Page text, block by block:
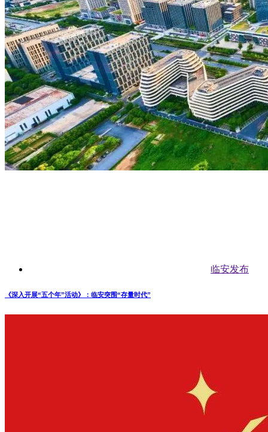
临安发布
《深入开展“五个年”活动》：临安突围“存量时代”